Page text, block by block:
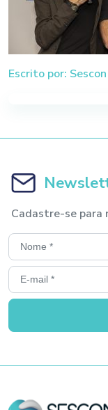
Escrito por:
Cadastre-se para